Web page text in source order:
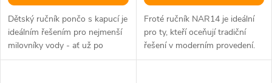
Dětský ručník pončo s kapucí je
ideálním řešením pro nejmenší
milovníky vody - ať už po
koupání doma, nebo během...
Froté ručník NAR14 je ideální
pro ty, kteří oceňují tradiční
řešení v moderním provedení.
Klasický tvar a velká...